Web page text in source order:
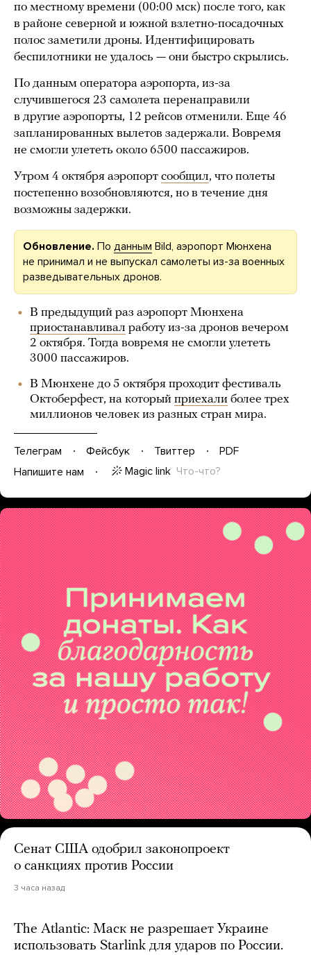
по местному времени (00:00 мск) после того, как
в районе северной и южной взлетно-посадочных
полос заметили дроны. Идентифицировать
беспилотники не удалось — они быстро скрылись.
По данным оператора аэропорта, из-за
случившегося 23 самолета перенаправили
в другие аэропорты, 12 рейсов отменили. Еще 46
запланированных вылетов задержали. Вовремя
не смогли улететь около 6500 пассажиров.
Утром 4 октября аэропорт сообщил, что полеты
постепенно возобновляются, но в течение дня
возможны задержки.
Обновление. По данным Bild, аэропорт Мюнхена
не принимал и не выпускал самолеты из-за военных
разведывательных дронов.
В предыдущий раз аэропорт Мюнхена
приостанавливал работу из-за дронов вечером
2 октября. Тогда вовремя не смогли улететь
3000 пассажиров.
В Мюнхене до 5 октября проходит фестиваль
Октоберфест, на который приехали более трех
миллионов человек из разных стран мира.
Телеграм Фейсбук Твиттер
PDF
Напишите нам
Magic link Что-что?
Сенат США одобрил законопроект
о санкциях против России
3 часа назад
The Atlantic: Маск не разрешает Украине
использовать Starlink для ударов по России.